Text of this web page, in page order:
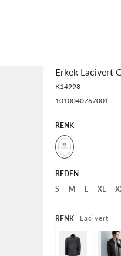
Erkek Lacivert
K14998 -
1010040767001
RENK
BEDEN
S
M L XL
RENK Lacivert